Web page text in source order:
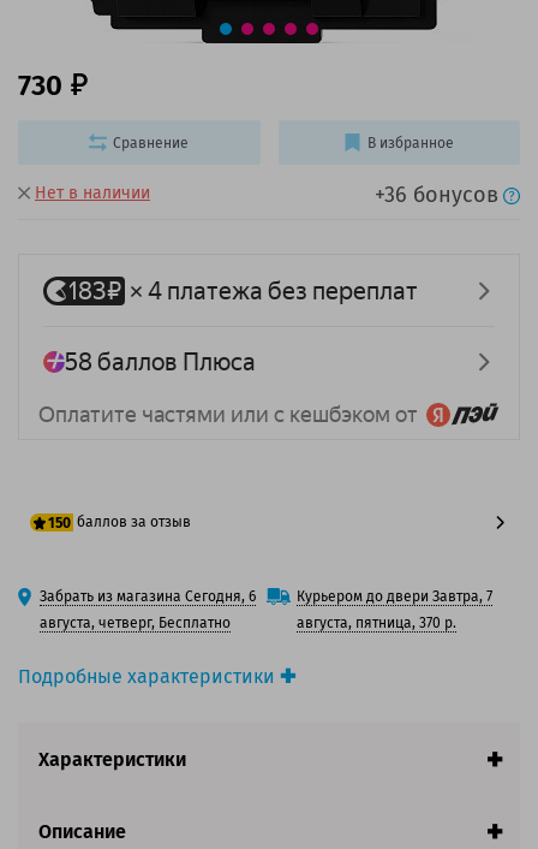
Подробные характеристики
Вид товара:Картридж лазерный
Нет в наличии +36 бонусов
730
150 баллов за отзыв
125 баллов
150 баллов
Забрать из магазина Сегодня, 6
августа, четверг, Бесплатно
Курьером до двери Завтра, 7
августа, пятница, 370 р.
Сравнение В избранное
Характеристики
Описание